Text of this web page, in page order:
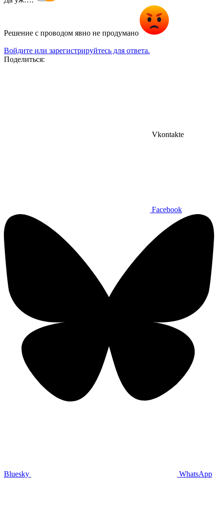
Решение с проводом явно не продумано
Войдите или зарегистрируйтесь для ответа.
Поделиться:
Vkontakte
Facebook
Bluesky WhatsApp